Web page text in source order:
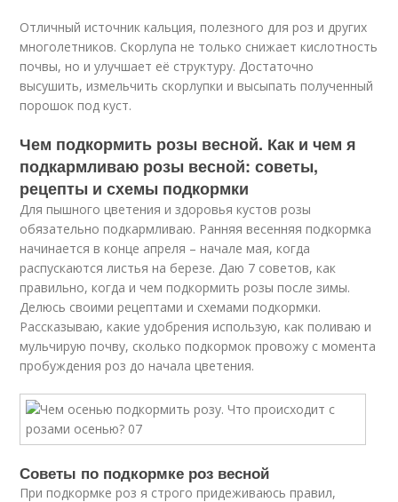
Отличный источник кальция, полезного для роз и других
многолетников. Скорлупа не только снижает кислотность
почвы, но и улучшает её структуру. Достаточно
высушить, измельчить скорлупки и высыпать полученный
порошок под куст.
Чем подкормить розы весной. Как и чем я
подкармливаю розы весной: советы,
рецепты и схемы подкормки
Для пышного цветения и здоровья кустов розы
обязательно подкармливаю. Ранняя весенняя подкормка
начинается в конце апреля – начале мая, когда
распускаются листья на березе. Даю 7 советов, как
правильно, когда и чем подкормить розы после зимы.
Делюсь своими рецептами и схемами подкормки.
Рассказываю, какие удобрения использую, как поливаю и
мульчирую почву, сколько подкормок провожу с момента
пробуждения роз до начала цветения.
Советы по подкормке роз весной
При подкормке роз я строго придеживаюсь правил,